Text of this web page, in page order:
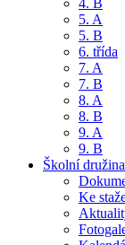
4. B
5. A
5. B
6. třída
7. A
7. B
8. A
8. B
9. A
9. B
Školní družina
Ke